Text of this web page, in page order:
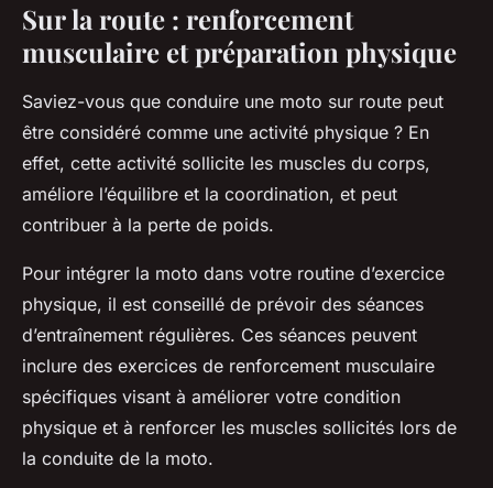
Sur la route : renforcement
musculaire et préparation physique
Saviez-vous que conduire une moto sur route peut
être considéré comme une activité physique ? En
effet, cette activité sollicite les muscles du corps,
améliore l’équilibre et la coordination, et peut
contribuer à la perte de poids.
Pour intégrer la moto dans votre routine d’exercice
physique, il est conseillé de prévoir des séances
d’entraînement régulières. Ces séances peuvent
inclure des exercices de renforcement musculaire
spécifiques visant à améliorer votre condition
physique et à renforcer les muscles sollicités lors de
la conduite de la moto.